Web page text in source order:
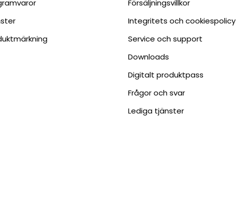
Försäljningsvillkor
Integritets och cookiespolicy
Service och support
Downloads
Digitalt produktpass
Frågor och svar
Lediga tjänster